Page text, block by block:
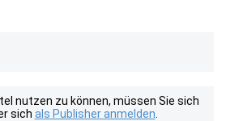
nutzen zu können, müssen Sie sich
sich als Publisher anmelden